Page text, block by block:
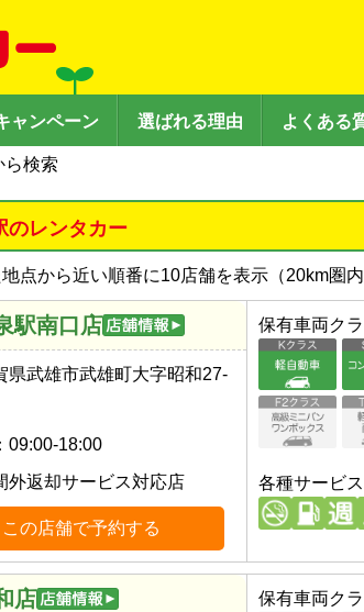
ャンペーン 選ばれる理由 よくある
ら検索
のレンタカー
点から近い順番に10店舗を表示（20km圏
駅南口店
県武雄市武雄町大字昭和27-
09:00-18:00
外返却サービス対応店
この店舗で予約する
保有車両ク
各種サービス
店 保有車両ク